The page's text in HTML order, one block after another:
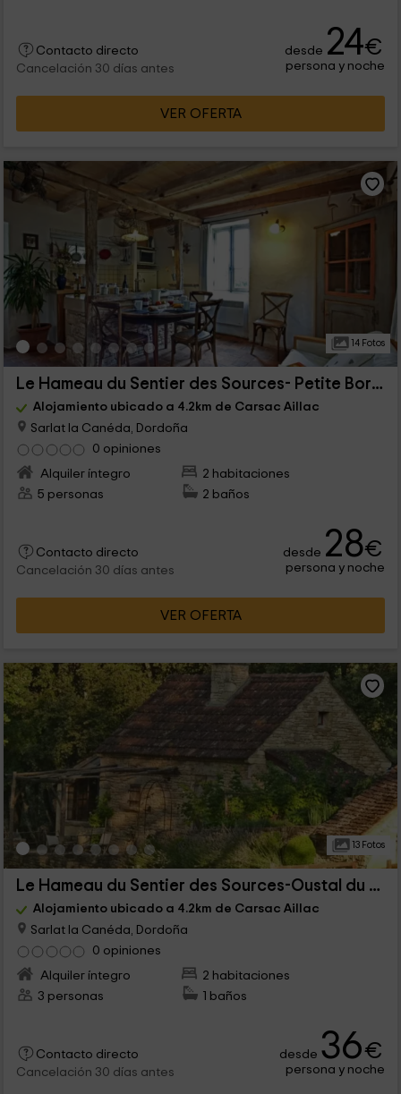
Contacto directo
Cancelación 30 días antes
desde 24€
persona y noche
VER OFERTA
14 Fotos
Le Hameau du Sentier des Sources- Petite Borde
Alojamiento ubicado a 4.2km de Carsac Aillac
Sarlat la Canéda, Dordoña
0 opiniones
Alquiler íntegro
2 habitaciones
5 personas
2 baños
Contacto directo
Cancelación 30 días antes
desde 28€
persona y noche
VER OFERTA
13 Fotos
Le Hameau du Sentier des Sources-Oustal du Potager
Alojamiento ubicado a 4.2km de Carsac Aillac
Sarlat la Canéda, Dordoña
0 opiniones
Alquiler íntegro
2 habitaciones
3 personas
1 baños
Contacto directo
Cancelación 30 días antes
desde 36€
persona y noche